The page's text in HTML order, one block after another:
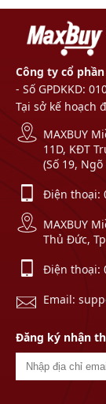
Công ty cổ
- Số GPDKKD:
Tại sở kế hoạch
MAXBUY
11D, KĐT
(Số 19,
Điện thoại:
MAXBUY
Thủ Đức,
Điện thoại:
Email:
Đăng ký nhận